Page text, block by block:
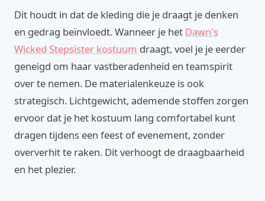
Dit houdt in dat de kleding die je draagt je denken
en gedrag beïnvloedt. Wanneer je het Dawn's
Wicked Stepsister kostuum draagt, voel je je eerder
geneigd om haar vastberadenheid en teamspirit
over te nemen. De materialenkeuze is ook
strategisch. Lichtgewicht, ademende stoffen zorgen
ervoor dat je het kostuum lang comfortabel kunt
dragen tijdens een feest of evenement, zonder
oververhit te raken. Dit verhoogt de draagbaarheid
en het plezier.